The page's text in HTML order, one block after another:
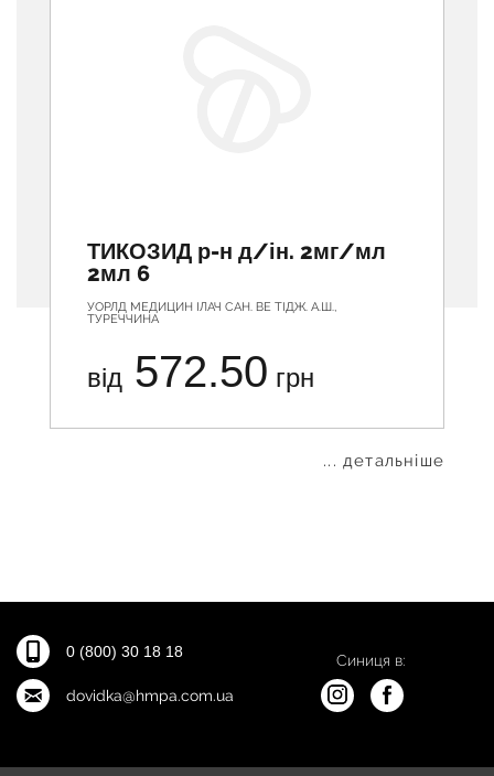
ТИКОЗИД р-н д/ін. 2мг/мл
2мл 6
УОРЛД МЕДИЦИН ІЛАЧ САН. ВЕ ТІДЖ. А.Ш.,
ТУРЕЧЧИНА
від 572.50 грн
... детальніше
0 (800) 30 18 18
dovidka@hmpa.com.ua
Синиця в: